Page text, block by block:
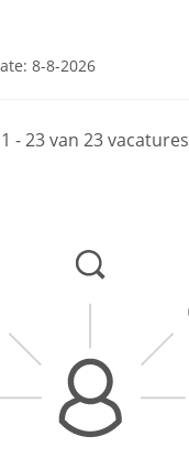
8-8-2026
1 - 23 van 23 vacatures